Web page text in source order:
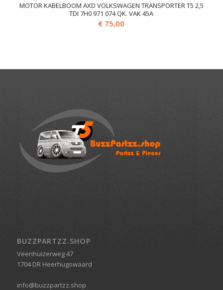
MOTOR KABELBOOM AXD VOLKSWAGEN TRANSPORTER T5 2,5
TDI 7H0 971 074 QK. VAK 45A
€ 75,00
BUZZPARTZZ.SHOP
Veenhuizerweg 47
1704 DR Heerhugowaard
info@buzzpartzz.shop